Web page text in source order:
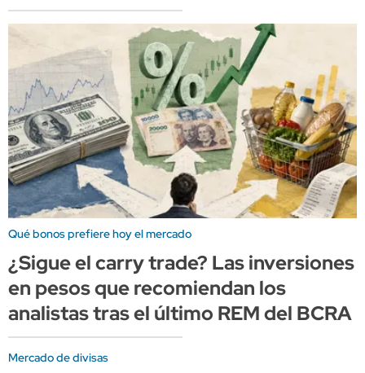
Qué bonos prefiere hoy el mercado
¿Sigue el carry trade? Las inversiones
en pesos que recomiendan los
analistas tras el último REM del BCRA
Mercado de divisas